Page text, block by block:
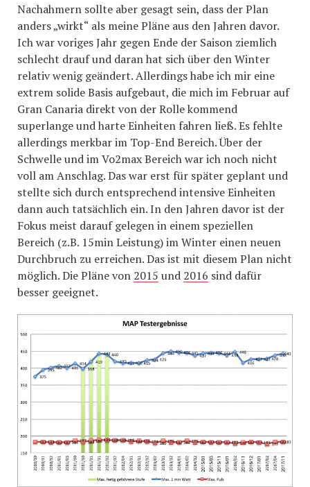
Nachahmern sollte aber gesagt sein, dass der Plan
anders „wirkt“ als meine Pläne aus den Jahren davor.
Ich war voriges Jahr gegen Ende der Saison ziemlich
schlecht drauf und daran hat sich über den Winter
relativ wenig geändert. Allerdings habe ich mir eine
extrem solide Basis aufgebaut, die mich im Februar auf
Gran Canaria direkt von der Rolle kommend
superlange und harte Einheiten fahren ließ. Es fehlte
allerdings merkbar im Top-End Bereich. Über der
Schwelle und im Vo2max Bereich war ich noch nicht
voll am Anschlag. Das war erst für später geplant und
stellte sich durch entsprechend intensive Einheiten
dann auch tatsächlich ein. In den Jahren davor ist der
Fokus meist darauf gelegen in einem speziellen
Bereich (z.B. 15min Leistung) im Winter einen neuen
Durchbruch zu erreichen. Das ist mit diesem Plan nicht
möglich. Die Pläne von 2015 und 2016 sind dafür
besser geeignet.